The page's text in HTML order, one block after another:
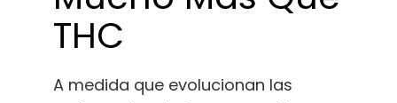
THC
A medida que evolucionan las